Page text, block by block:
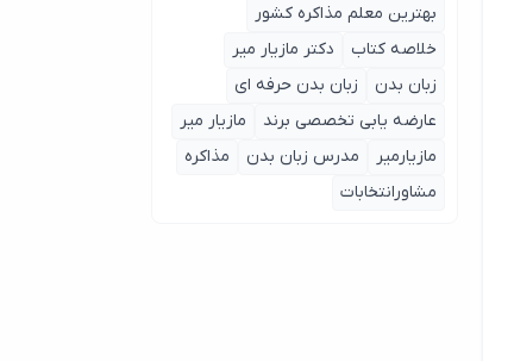
بهترین معلم مذاکره کشور
خلاصه کتاب
دکتر مازیار میر
زبان بدن
زبان بدن حرفه ای
عارضه یابی تخصصی برند
مازیار میر
مازیارمیر
مدرس زبان بدن
مذاکره
مشاورانتخابات